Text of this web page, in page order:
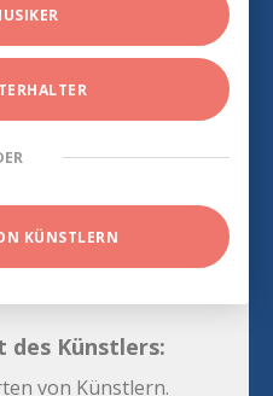
KÜNSTLERN
des Künstlers:
von Künstlern.